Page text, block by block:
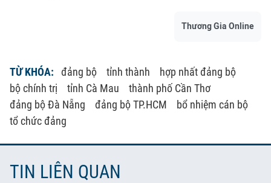
Thương Gia Online
TỪ KHÓA: đảng bộ tỉnh thành
hợp nhất đảng bộ
bộ chính trị
tỉnh Cà Mau
thành phố Cần Thơ
đảng bộ Đà Nẵng
đảng bộ TP.HCM
bổ nhiệm cán bộ
tổ chức đảng
TIN LIÊN QUAN